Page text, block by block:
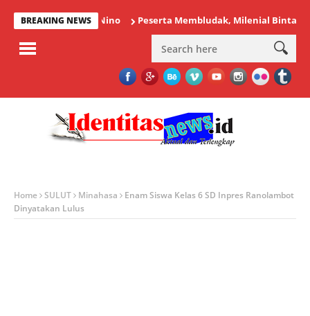
BREAKING NEWS Peserta Membludak, Milenial Bintauna
Home SULUT Minahasa
Enam Siswa Kelas 6 SD Inpres Ranolambot
Dinyatakan Lulus